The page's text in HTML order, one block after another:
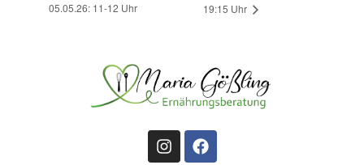
05.05.26: 11-12 Uhr
19:15 Uhr